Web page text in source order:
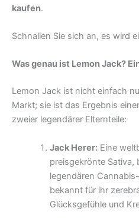
kaufen.
Schnallen Sie sich an, es wird
Was genau ist Lemon Jack?
Lemon Jack ist nicht einfach
Markt; sie ist das Ergebnis
zweier legendärer Elternteile:
Jack Herer:Eine
preisgekrönte Sativa,
legendären
bekannt für ihr
Glücksgefühle und